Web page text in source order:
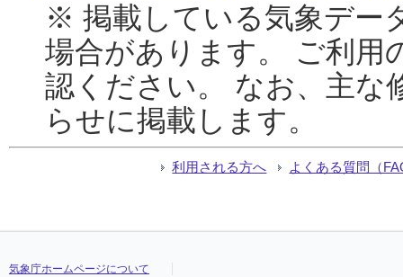
※ 掲載している気象デー
場合があります。 ご利用
認ください。 なお、主な
らせに掲載します。
利用される方へ よくある質問（
気象庁ホームページについて